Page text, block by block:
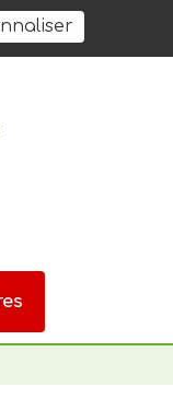
Espace Pro